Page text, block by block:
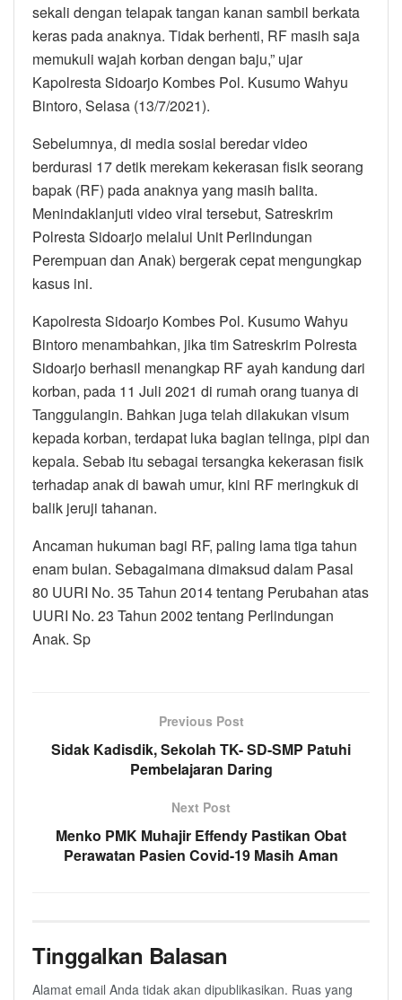
sekali dengan telapak tangan kanan sambil berkata
keras pada anaknya. Tidak berhenti, RF masih saja
memukuli wajah korban dengan baju,” ujar
Kapolresta Sidoarjo Kombes Pol. Kusumo Wahyu
Bintoro, Selasa (13/7/2021).
Sebelumnya, di media sosial beredar video
berdurasi 17 detik merekam kekerasan fisik seorang
bapak (RF) pada anaknya yang masih balita.
Menindaklanjuti video viral tersebut, Satreskrim
Polresta Sidoarjo melalui Unit Perlindungan
Perempuan dan Anak) bergerak cepat mengungkap
kasus ini.
Kapolresta Sidoarjo Kombes Pol. Kusumo Wahyu
Bintoro menambahkan, jika tim Satreskrim Polresta
Sidoarjo berhasil menangkap RF ayah kandung dari
korban, pada 11 Juli 2021 di rumah orang tuanya di
Tanggulangin. Bahkan juga telah dilakukan visum
kepada korban, terdapat luka bagian telinga, pipi dan
kepala. Sebab itu sebagai tersangka kekerasan fisik
terhadap anak di bawah umur, kini RF meringkuk di
balik jeruji tahanan.
Ancaman hukuman bagi RF, paling lama tiga tahun
enam bulan. Sebagaimana dimaksud dalam Pasal
80 UURI No. 35 Tahun 2014 tentang Perubahan atas
UURI No. 23 Tahun 2002 tentang Perlindungan
Anak. Sp
Previous Post
Sidak Kadisdik, Sekolah TK- SD-SMP Patuhi
Pembelajaran Daring
Next Post
Menko PMK Muhajir Effendy Pastikan Obat
Perawatan Pasien Covid-19 Masih Aman
Tinggalkan Balasan
Alamat email Anda tidak akan dipublikasikan. Ruas yang